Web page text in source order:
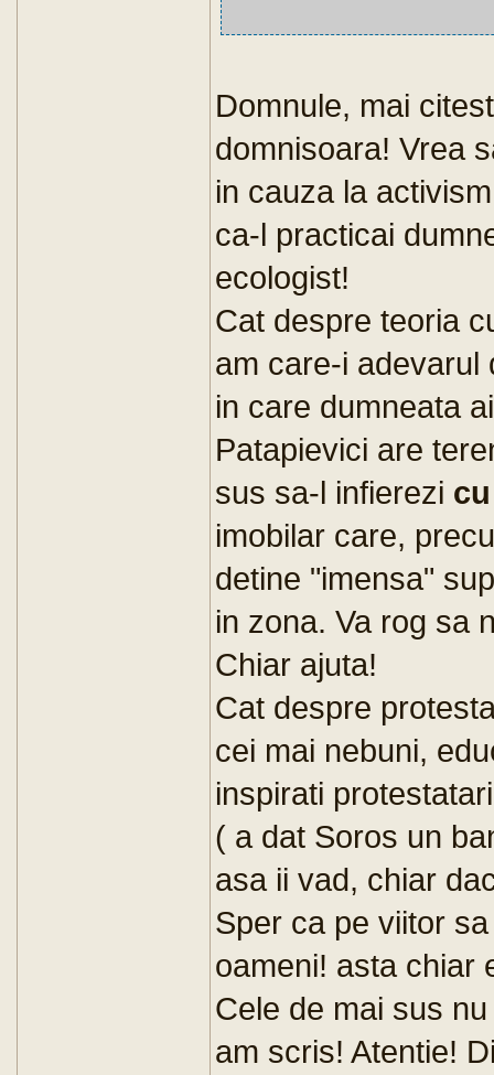
Domnule, mai
domnisoara! Vrea
in cauza la
ca-l practicai
ecologist!
Cat despre teoria
am care-i adevarul
in care dumneata
Patapievici are
sus sa-l infierezi
imobilar care,
detine "imensa"
in zona. Va rog sa
Chiar ajuta!
Cat despre
cei mai nebuni,
inspirati
( a dat Soros un
asa ii vad, chiar
Sper ca pe viitor
oameni! asta chiar
Cele de mai sus
am scris! Atentie!